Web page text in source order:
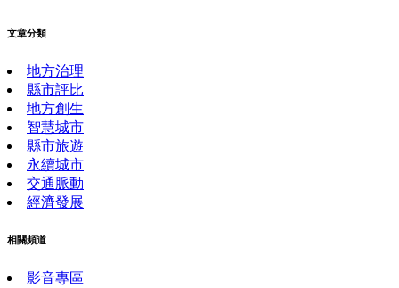
文章分類
地方治理
縣市評比
地方創生
智慧城市
縣市旅遊
永續城市
交通脈動
經濟發展
相關頻道
影音專區